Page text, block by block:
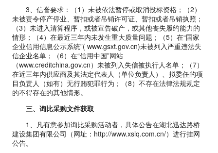
3、信誉要求：（1）未被依法暂停或取消投标资格；（2）
未被责令停产停业、暂扣或者吊销许可证、暂扣或者吊销执照；
（3）未进入清算程序，或被宣告破产，或其他丧失履约能力的
情形；（4）在最近三年内未发生重大质量问题；（5）在“国家
企业信用信息公示系统”( www.gsxt.gov.cn)未被列入严重违法失
信企业名单；（6）在“信用中国”网站
（www.creditchina.gov.cn）未被列入失信被执行人名单；（7）
在近三年内供应商及其法定代表人（单位负责人）、拟委任的项
目负责人（如有）无行贿犯罪行为；（8）不存在法律法规规定
的不得存在的其他情形。
三、询比采购文件获取
1、凡有意参加询比采购活动者，具体公告在湖北迅达路桥
建设集团有限公司（网址：http://www.xslq.com.cn/）进行挂网
公告。